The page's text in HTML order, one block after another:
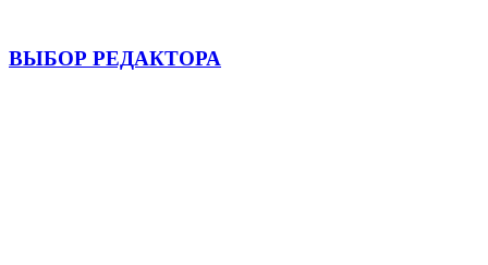
ВЫБОР РЕДАКТОРА